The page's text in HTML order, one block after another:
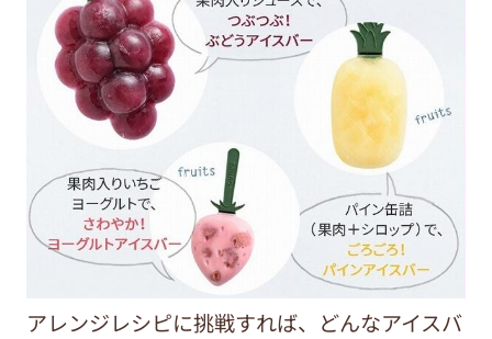
アレンジレシピに挑戦すれば、どんなアイスバ